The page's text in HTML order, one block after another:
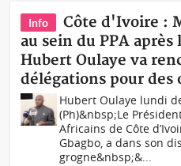
Info
Côte d'Ivoire :
au sein du PPA
Hubert Oulaye va
délégations pour des
Hubert Oulaye lundi
(Ph)&nbsp; Le
Africains de Côte
Gbagbo, a dans son
grogne&nbsp;&...